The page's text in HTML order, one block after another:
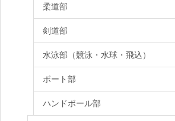
柔道部
剣道部
水泳部（競泳・水球・飛込）
ボート部
ハンドボール部